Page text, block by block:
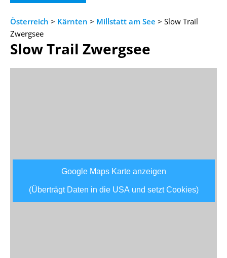
Österreich > Kärnten > Millstatt am See > Slow Trail
Zwergsee
Slow Trail Zwergsee
Google Maps Karte anzeigen
(Überträgt Daten in die USA und setzt Cookies)